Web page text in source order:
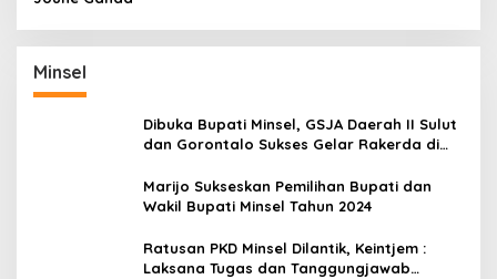
Minsel
Dibuka Bupati Minsel, GSJA Daerah II Sulut
dan Gorontalo Sukses Gelar Rakerda di
Marijo Sukseskan Pemilihan Bupati dan
Wakil Bupati Minsel Tahun 2024
Ratusan PKD Minsel Dilantik, Keintjem :
Laksana Tugas dan Tanggungjawab